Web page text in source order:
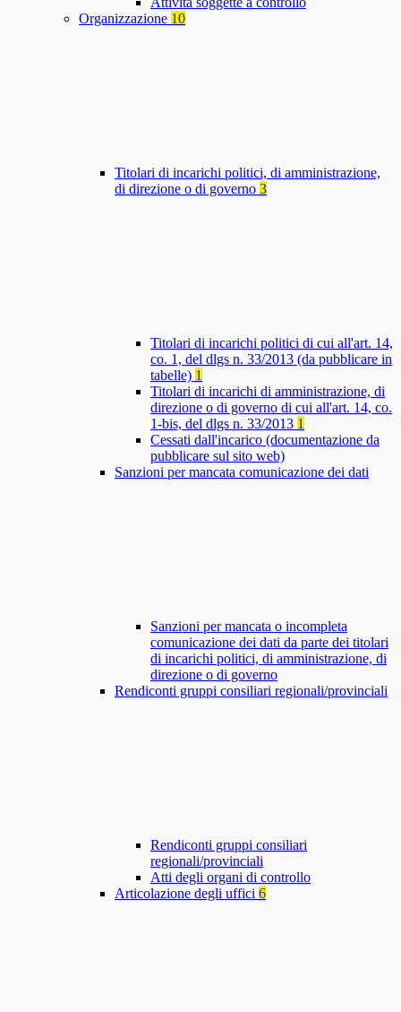
Organizzazione 10
Titolari di incarichi politici, di amministrazione,
di direzione o di governo 3
Titolari di incarichi politici di cui all'art. 14,
co. 1, del dlgs n. 33/2013 (da pubblicare in
tabelle) 1
Titolari di incarichi di amministrazione, di
direzione o di governo di cui all'art. 14, co.
1-bis, del dlgs n. 33/2013 1
Cessati dall'incarico (documentazione da
pubblicare sul sito web)
Sanzioni per mancata comunicazione dei dati
Sanzioni per mancata o incompleta
comunicazione dei dati da parte dei titolari
di incarichi politici, di amministrazione, di
direzione o di governo
Rendiconti gruppi consiliari regionali/provinciali
Rendiconti gruppi consiliari
regionali/provinciali
Atti degli organi di controllo
Articolazione degli uffici 6